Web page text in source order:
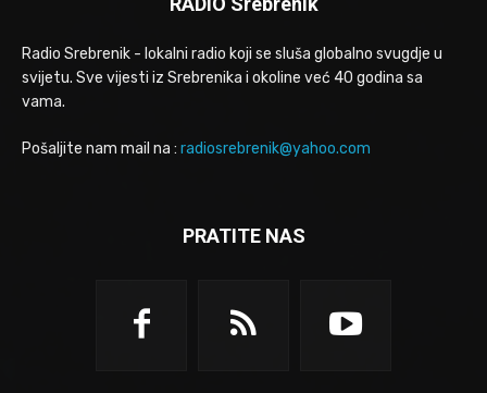
Radio Srebrenik - lokalni radio koji se sluša globalno svugdje u
svijetu. Sve vijesti iz Srebrenika i okoline već 40 godina sa
vama.
Pošaljite nam mail na : radiosrebrenik@yahoo.com
PRATITE NAS